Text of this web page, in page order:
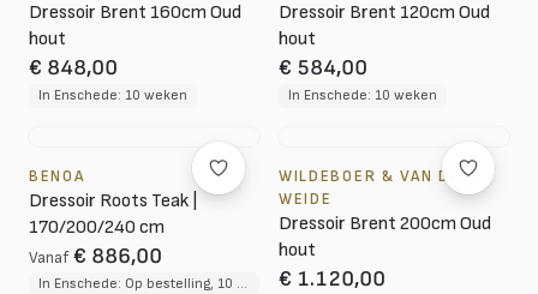
Dressoir Brent 160cm Oud
hout
€ 848,00
In Enschede: 10 weken
Dressoir Brent 120cm Oud
hout
€ 584,00
In Enschede: 10 weken
BENOA
Dressoir Roots Teak |
170/200/240 cm
Vanaf € 886,00
In Enschede: Op bestelling, 10 tot 12 weken levertijd
WILDEBOER & VAN DER
WEIDE
Dressoir Brent 200cm Oud
hout
€ 1.120,00